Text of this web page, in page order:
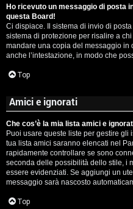
Ho ricevuto un messaggio di posta
questa Board!
Ci dispiace. Il sistema di invio di
sistema di protezione per risalire a
mandare una copia del messaggio in
anche l’intestazione, in modo che
Top
Amici e ignorati
Che cos’è la mia lista amici e
Puoi usare queste liste per gestire
tua lista amici saranno elencati nel
rapidamente controllare se sono
seconda delle possibilità dello stile, i
essere evidenziati. Se aggiungi un
messaggio sarà nascosto
Top